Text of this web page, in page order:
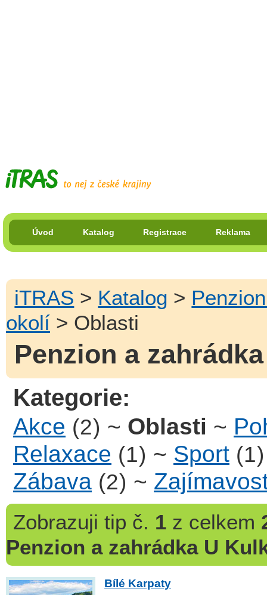
Úvod Katalog Registrace Reklama
iTRAS > Katalog >
okolí > Oblasti
Penzion a
Kategorie:
Akce (2) ~ Oblasti ~
Relaxace (1) ~ Sport (1)
Zábava (2) ~
Zobrazuji tip č. 1z celkem
Penzion a zahrádka U
Bílé Karpaty